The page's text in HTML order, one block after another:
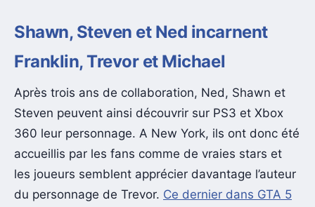
Shawn, Steven et Ned incarnent
Franklin, Trevor et Michael
Après trois ans de collaboration, Ned, Shawn et
Steven peuvent ainsi découvrir sur PS3 et Xbox
360 leur personnage. A New York, ils ont donc été
accueillis par les fans comme de vraies stars et
les joueurs semblent apprécier davantage l’auteur
du personnage de Trevor. Ce dernier dans GTA 5